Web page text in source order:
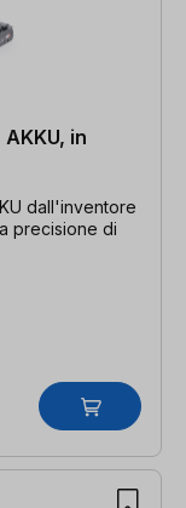
in
dall'inventore
precisione di